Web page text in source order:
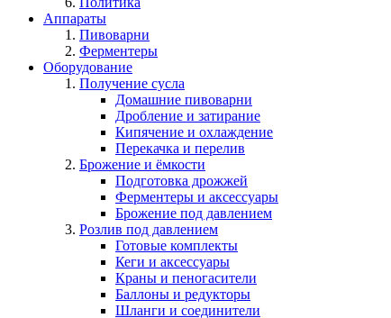
Аппараты
Пивоварни
Ферментеры
Оборудование
Получение сусла
Домашние пивоварни
Дробление и затирание
Кипячение и охлаждение
Перекачка и перелив
Брожение и ёмкости
Подготовка дрожжей
Ферментеры и аксессуары
Брожение под давлением
Розлив под давлением
Готовые комплекты
Кеги и аксессуары
Краны и пеногасители
Баллоны и редукторы
Шланги и соединители